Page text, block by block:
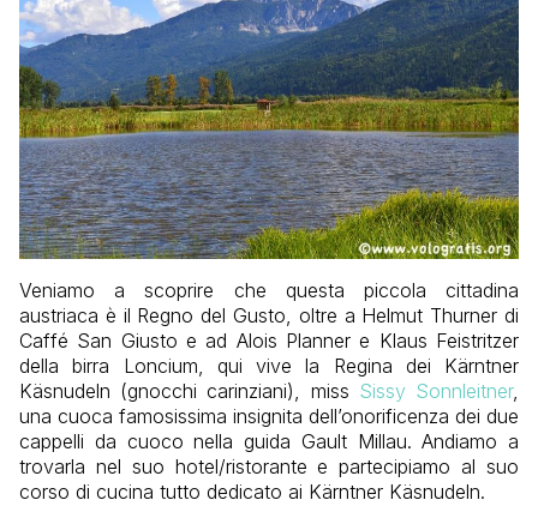
Veniamo a scoprire che questa piccola cittadina
austriaca è il Regno del Gusto, oltre a Helmut Thurner di
Caffé San Giusto e ad Alois Planner e Klaus Feistritzer
della birra Loncium, qui vive la Regina dei Kärntner
Käsnudeln (gnocchi carinziani), miss Sissy Sonnleitner,
una cuoca famosissima insignita dell’onorificenza dei due
cappelli da cuoco nella guida Gault Millau. Andiamo a
trovarla nel suo hotel/ristorante e partecipiamo al suo
corso di cucina tutto dedicato ai Kärntner Käsnudeln.